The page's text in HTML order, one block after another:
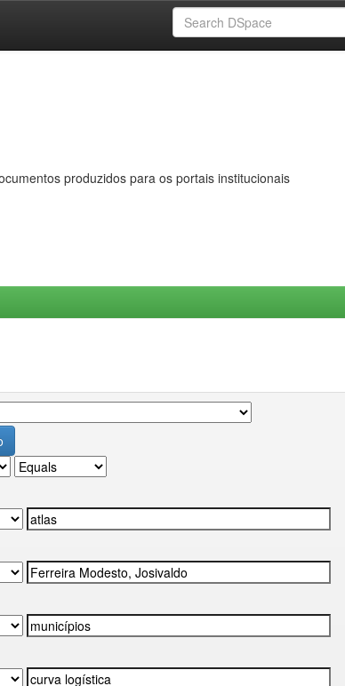
produzidos para os portais institucionais